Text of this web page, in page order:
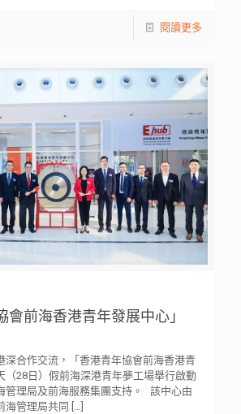
閱讀更多
會前海香港青年發展中心」
深合作交流，「香港青年協會前海香港青
（28日）假前海深港青年夢工場舉行啟動
管理局及前海服務集團支持。 該中心由
海管理局共同 […]